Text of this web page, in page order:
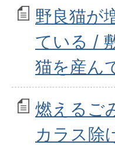
野良猫が
ている /
猫を産ん
燃えるご
カラス除